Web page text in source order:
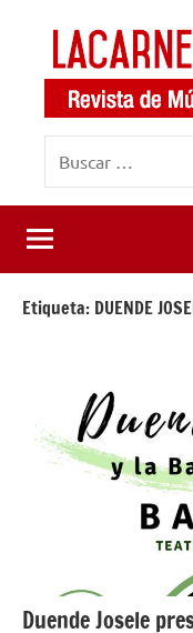
contenido
LaCarne
Magazine
de
música
internacional
Etiqueta: DUENDE
Duende Josele